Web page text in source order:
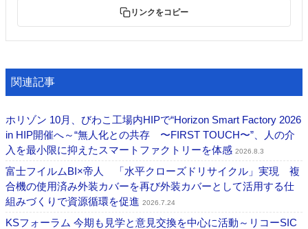
リンクをコピー
関連記事
ホリゾン 10月、びわこ工場内HIPで“Horizon Smart Factory 2026
in HIP開催へ～“無人化との共存 〜FIRST TOUCH〜”、人の介
入を最小限に抑えたスマートファクトリーを体感 2026.8.3
富士フイルムBI×帝人 「水平クローズドリサイクル」実現 複
合機の使用済み外装カバーを再び外装カバーとして活用する仕
組みづくりで資源循環を促進 2026.7.24
KSフォーラム 今期も見学と意見交換を中心に活動～リコーSIC